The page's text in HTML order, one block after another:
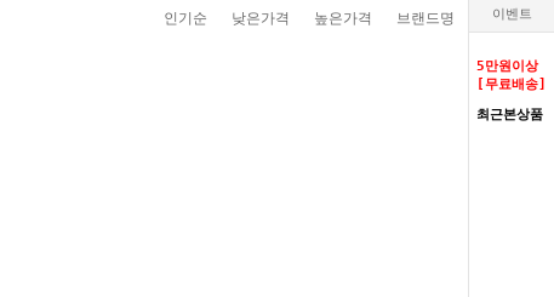
이벤트
5만원이상
[무료배송]
최근본상품
인기순 낮은가격 높은가격 브랜드명